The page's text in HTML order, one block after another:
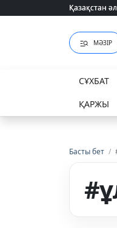
Қазақстан
Қазақстан
МӘЗІР
СҰХБАТ
ҚАРЖЫ
Басты бет /